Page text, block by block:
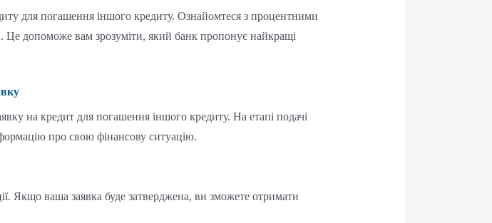
для погашення іншого кредиту. Ознайомтеся з процентними
Це допоможе вам зрозуміти, який банк пропонує найкращі
на кредит для погашення іншого кредиту. На етапі подачі
про свою фінансову ситуацію.
Якщо ваша заявка буде затверджена, ви зможете отримати